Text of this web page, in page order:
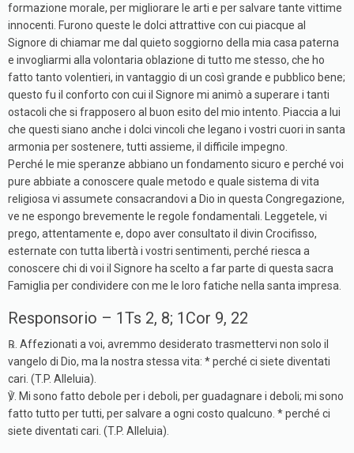
formazione morale, per migliorare le arti e per salvare tante vittime
innocenti. Furono queste le dolci attrattive con cui piacque al
Signore di chiamar me dal quieto soggiorno della mia casa paterna
e invogliarmi alla volontaria oblazione di tutto me stesso, che ho
fatto tanto volentieri, in vantaggio di un così grande e pubblico bene;
questo fu il conforto con cui il Signore mi animò a superare i tanti
ostacoli che si frapposero al buon esito del mio intento. Piaccia a lui
che questi siano anche i dolci vincoli che legano i vostri cuori in santa
armonia per sostenere, tutti assieme, il difficile impegno.
Perché le mie speranze abbiano un fondamento sicuro e perché voi
pure abbiate a conoscere quale metodo e quale sistema di vita
religiosa vi assumete consacrandovi a Dio in questa Congregazione,
ve ne espongo brevemente le regole fondamentali. Leggetele, vi
prego, attentamente e, dopo aver consultato il divin Crocifisso,
esternate con tutta libertà i vostri sentimenti, perché riesca a
conoscere chi di voi il Signore ha scelto a far parte di questa sacra
Famiglia per condividere con me le loro fatiche nella santa impresa.
Responsorio – 1Ts 2, 8; 1Cor 9, 22
℞. Affezionati a voi, avremmo desiderato trasmettervi non solo il
vangelo di Dio, ma la nostra stessa vita: * perché ci siete diventati
cari. (T.P. Alleluia).
℣. Mi sono fatto debole per i deboli, per guadagnare i deboli; mi sono
fatto tutto per tutti, per salvare a ogni costo qualcuno. * perché ci
siete diventati cari. (T.P. Alleluia).